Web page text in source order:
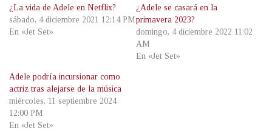
¿La vida de Adele en Netflix?
sábado, 4 diciembre 2021 12:14 PM
En «Jet Set»
¿Adele se casará en la
primavera 2023?
domingo, 4 diciembre 2022 11:02
AM
En «Jet Set»
Adele podría incursionar como
actriz tras alejarse de la música
miércoles, 11 septiembre 2024
12:00 PM
En «Jet Set»